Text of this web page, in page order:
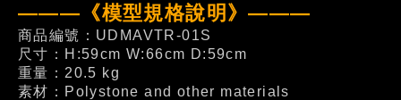
———《模型規格說明》———
商品編號：UDMAVTR-01S
尺寸：H:59cm W:66cm D:59cm
重量：20.5 kg
素材：Polystone and other materials